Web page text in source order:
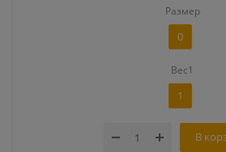
Размер
0
Вес1
1
В